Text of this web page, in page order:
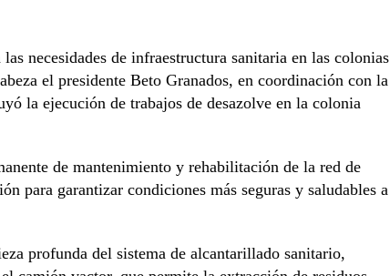
necesidades de infraestructura sanitaria en las colonias
el presidente Beto Granados, en coordinación con la
la ejecución de trabajos de desazolve en la colonia
de mantenimiento y rehabilitación de la red de
para garantizar condiciones más seguras y saludables a
profunda del sistema de alcantarillado sanitario,